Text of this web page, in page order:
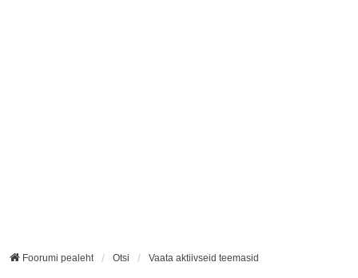
Foorumi pealeht Otsi Vaata aktiivseid teemasid